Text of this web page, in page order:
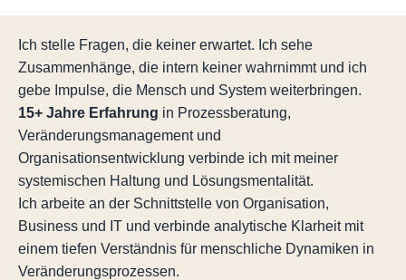
Ich stelle Fragen, die keiner erwartet. Ich sehe
Zusammenhänge, die intern keiner wahrnimmt und ich
gebe Impulse, die Mensch und System weiterbringen.
15+ Jahre Erfahrung in Prozessberatung,
Veränderungsmanagement und
Organisationsentwicklung verbinde ich mit meiner
systemischen Haltung und Lösungsmentalität.
Ich arbeite an der Schnittstelle von Organisation,
Business und IT und verbinde analytische Klarheit mit
einem tiefen Verständnis für menschliche Dynamiken in
Veränderungsprozessen.